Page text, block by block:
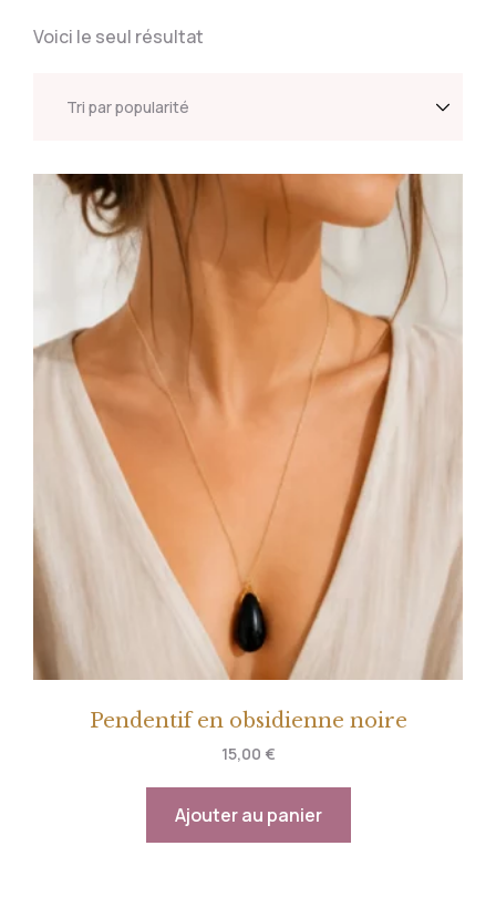
Voici le seul résultat
Pendentif en obsidienne noire
15,00 €
Ajouter au panier